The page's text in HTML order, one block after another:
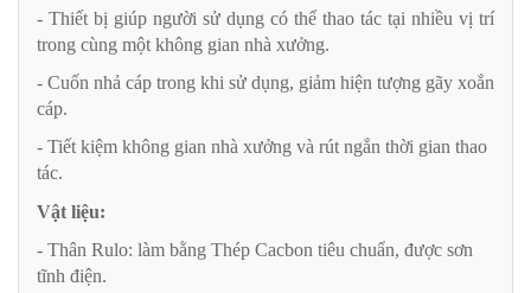
- Thiết bị giúp người sử dụng có thể thao tác tại nhiều vị trí
trong cùng một không gian nhà xưởng.
- Cuốn nhả cáp trong khi sử dụng, giảm hiện tượng gãy xoắn
cáp.
- Tiết kiệm không gian nhà xưởng và rút ngắn thời gian thao
tác.
Vật liệu:
- Thân Rulo: làm bằng Thép Cacbon tiêu chuẩn, được sơn
tĩnh điện.